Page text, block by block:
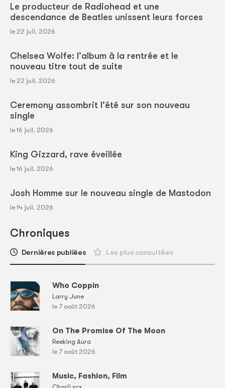
Le producteur de Radiohead et une
descendance de Beatles unissent leurs forces
le 22 juil. 2026
Chelsea Wolfe: l'album à la rentrée et le
nouveau titre tout de suite
le 22 juil. 2026
Ceremony assombrit l'été sur son nouveau
single
le 16 juil. 2026
King Gizzard, rave éveillée
le 16 juil. 2026
Josh Homme sur le nouveau single de Mastodon
le 14 juil. 2026
Chroniques
Dernières publiées Les plus consultées
Who Coppin
Larry June
le 7 août 2026
On The Promise Of The Moon
Reeking Aura
le 7 août 2026
Music, Fashion, Film